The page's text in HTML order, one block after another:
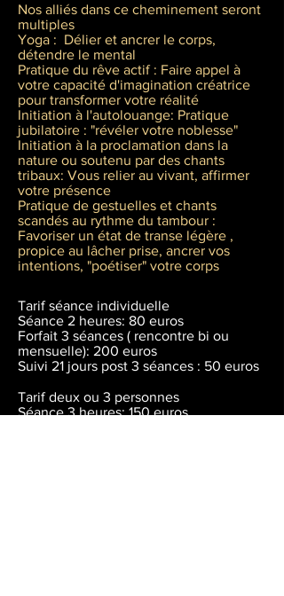
Nos alliés dans ce cheminement seront
multiples
Yoga : Délier et ancrer le corps,
détendre le mental
Pratique du rêve actif : Faire appel à
votre capacité d'imagination créatrice
pour transformer votre réalité
Initiation à l'autolouange: Pratique
jubilatoire : "révéler votre noblesse"
Initiation à la proclamation dans la
nature ou soutenu par des chants
tribaux: Vous relier au vivant, affirmer
votre présence
Pratique de gestuelles et chants
scandés au rythme du tambour :
Favoriser un état de transe légère ,
propice au lâcher prise, ancrer vos
intentions, "poétiser" votre corps
Tarif séance individuelle
Séance 2 heures: 80 euros
Forfait 3 séances ( rencontre bi ou
mensuelle): 200 euros
Suivi 21 jours post 3 séances : 50 euros
Tarif deux ou 3 personnes
Séance 3 heures: 150 euros